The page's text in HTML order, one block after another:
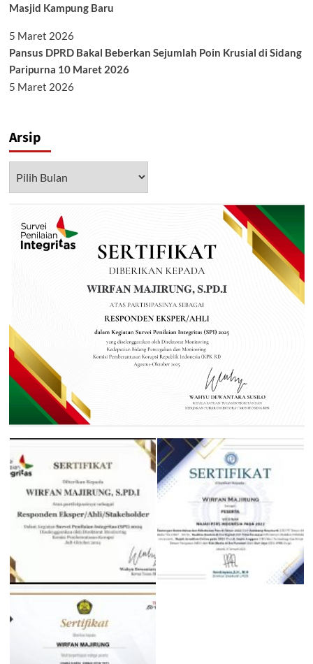
Masjid Kampung Baru
5 Maret 2026
Pansus DPRD Bakal Beberkan Sejumlah Poin Krusial di Sidang
Paripurna 10 Maret 2026
5 Maret 2026
Arsip